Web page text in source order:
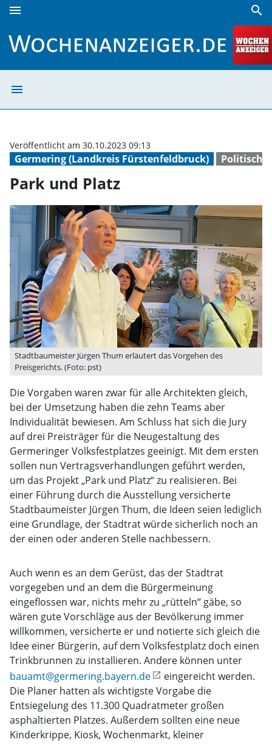
menu search
menu
Germering (Landkreis Fürstenfeldbruck) Politische
Veröffentlicht am 30.10.2023 09:13
Park und Platz
Stadtbaumeister Jürgen Thum erläutert das Vorgehen des
Preisgerichts. (Foto: pst)
Die Vorgaben waren zwar für alle Architekten gleich,
bei der Umsetzung haben die zehn Teams aber
Individualität bewiesen. Am Schluss hat sich die Jury
auf drei Preisträger für die Neugestaltung des
Germeringer Volksfestplatzes geeinigt. Mit dem ersten
sollen nun Vertragsverhandlungen geführt werden,
um das Projekt „Park und Platz“ zu realisieren. Bei
einer Führung durch die Ausstellung versicherte
Stadtbaumeister Jürgen Thum, die Ideen seien lediglich
eine Grundlage, der Stadtrat würde sicherlich noch an
der einen oder anderen Stelle nachbessern.
Auch wenn es an dem Gerüst, das der Stadtrat
vorgegeben und an dem die Bürgermeinung
eingeflossen war, nichts mehr zu „rütteln“ gäbe, so
wären gute Vorschläge aus der Bevölkerung immer
willkommen, versicherte er und notierte sich gleich die
Idee einer Bürgerin, auf dem Volksfestplatz doch einen
Trinkbrunnen zu installieren. Andere können unter
bauamt@germering.bayern.de
eingereicht werden.
Die Planer hatten als wichtigste Vorgabe die
Entsiegelung des 11.300 Quadratmeter großen
asphaltierten Platzes. Außerdem sollten eine neue
Kinderkrippe, Kiosk, Wochenmarkt, kleiner